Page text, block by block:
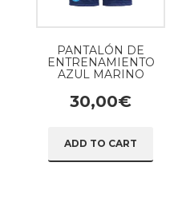
PANTALÓN DE
ENTRENAMIENTO
AZUL MARINO
30,00€
ADD TO CART